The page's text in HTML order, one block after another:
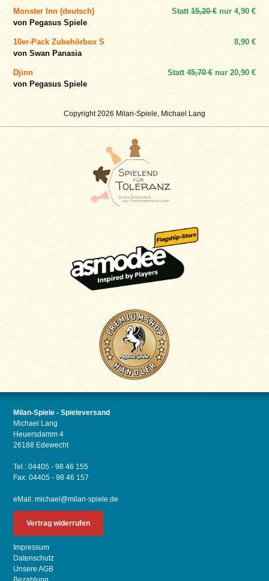
Copyright 2026 Milan-Spiele, Michael Lang
Monster Inn (deutsch)
von Pegasus Spiele
Statt15,20 €nur 4,90 €
10er-Pack Zubehörbox S
von Swan Panasia
8,90 €
Djinn
von Pegasus Spiele
Statt45,70 €nur 20,90 €
Milan-Spiele - Spieleversand
Michael Lang
Heuersdamm 4
26188 Edewecht
Tel.: 04405 - 98 46 155
Fax: 04405 - 98 46 157
eMail:michael@milan-spiele.de
Vertrag widerrufen
Impressum
Datenschutz
Unsere AGB